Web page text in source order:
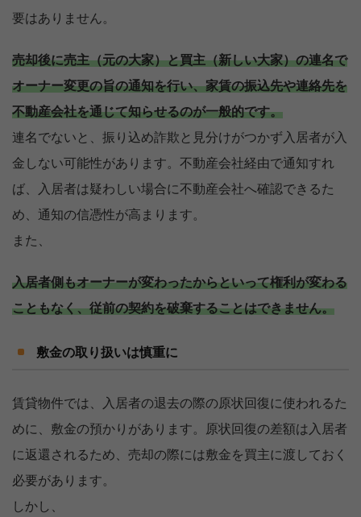
要はありません。
売却後に売主（元の大家）と買主（新しい大家）の連名で
オーナー変更の旨の通知を行い、家賃の振込先や連絡先を
不動産会社を通じて知らせるのが一般的です。
連名でないと、振り込め詐欺と見分けがつかず入居者が入
金しない可能性があります。不動産会社経由で通知すれ
ば、入居者は疑わしい場合に不動産会社へ確認できるた
め、通知の信憑性が高まります。
また、
入居者側もオーナーが変わったからといって権利が変わる
こともなく、従前の契約を破棄することはできません。
敷金の取り扱いは慎重に
賃貸物件では、入居者の退去の際の原状回復に使われるた
めに、敷金の預かりがあります。原状回復の差額は入居者
に返還されるため、売却の際には敷金を買主に渡しておく
必要があります。
しかし、